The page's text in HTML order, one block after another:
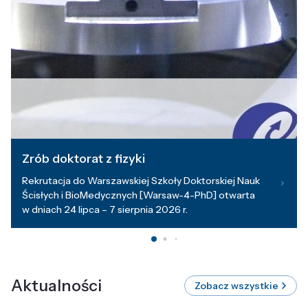
Zrób doktorat z fizyki
Rekrutacja do Warszawskiej Szkoły Doktorskiej Nauk
Ścisłych i BioMedycznych [Warsaw-4-PhD] otwarta
w dniach 24 lipca – 7 sierpnia 2026 r.
Aktualności Zobacz wszystkie